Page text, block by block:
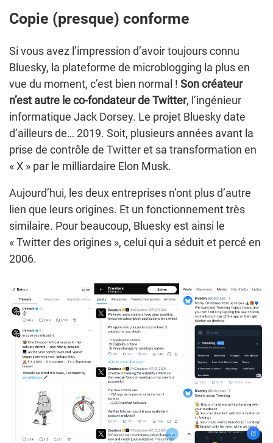
Copie (presque) conforme
Si vous avez l’impression d’avoir toujours connu
Bluesky, la plateforme de microblogging la plus en
vue du moment, c’est bien normal ! Son créateur
n’est autre le co-fondateur de Twitter, l’ingénieur
informatique Jack Dorsey. Le projet Bluesky date
d’ailleurs de… 2019. Soit, plusieurs années avant la
prise de contrôle de Twitter et sa transformation en
« X » par le milliardaire Elon Musk.
Aujourd’hui, les deux entreprises n’ont plus d’autre
lien que leurs origines. Et un fonctionnement très
similaire. Pour beaucoup, Bluesky est ainsi le
« Twitter des origines », celui qui a séduit et percé en
2006.